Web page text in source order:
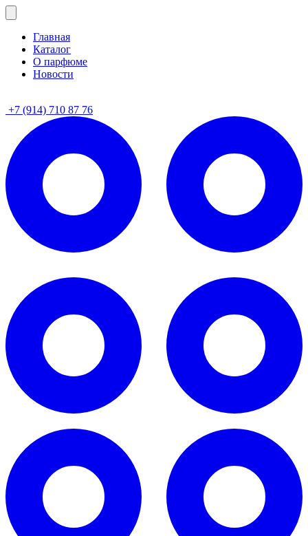
Главная
Каталог
О парфюме
Новости
+7 (914) 710 87 76